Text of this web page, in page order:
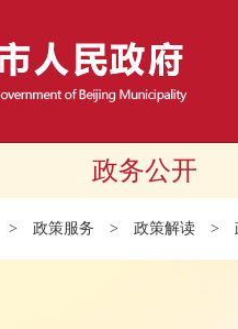
政务公开
> 政策服务 > 政策解读 >